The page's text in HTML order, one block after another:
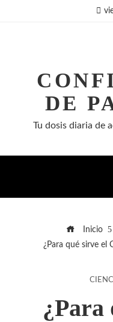
DE
Tu dosis diaria de
Inicio
¿Para qué sirve el
¿Para